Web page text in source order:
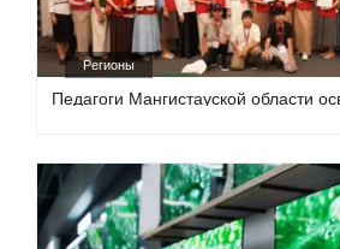
Регионы
Педагоги Мангистауской области